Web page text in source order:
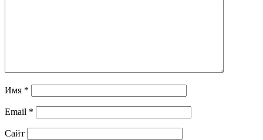
Имя *
Email *
Сайт